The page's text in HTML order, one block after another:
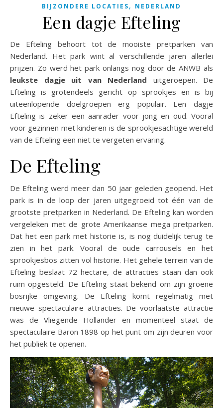
BIJZONDERE LOCATIES, NEDERLAND
Een dagje Efteling
De Efteling behoort tot de mooiste pretparken van
Nederland. Het park wint al verschillende jaren allerlei
prijzen. Zo werd het park onlangs nog door de ANWB als
leukste dagje uit van Nederland uitgeroepen. De
Efteling is grotendeels gericht op sprookjes en is bij
uiteenlopende doelgroepen erg populair. Een dagje
Efteling is zeker een aanrader voor jong en oud. Vooral
voor gezinnen met kinderen is de sprookjesachtige wereld
van de Efteling een niet te vergeten ervaring.
De Efteling
De Efteling werd meer dan 50 jaar geleden geopend. Het
park is in de loop der jaren uitgegroeid tot één van de
grootste pretparken in Nederland. De Efteling kan worden
vergeleken met de grote Amerikaanse mega pretparken.
Dat het een park met historie is, is nog duidelijk terug te
zien in het park. Vooral de oude carrousels en het
sprookjesbos zitten vol historie. Het gehele terrein van de
Efteling beslaat 72 hectare, de attracties staan dan ook
ruim opgesteld. De Efteling staat bekend om zijn groene
bosrijke omgeving. De Efteling komt regelmatig met
nieuwe spectaculaire attracties. De voorlaatste attractie
was de Vliegende Hollander en momenteel staat de
spectaculaire Baron 1898 op het punt om zijn deuren voor
het publiek te openen.